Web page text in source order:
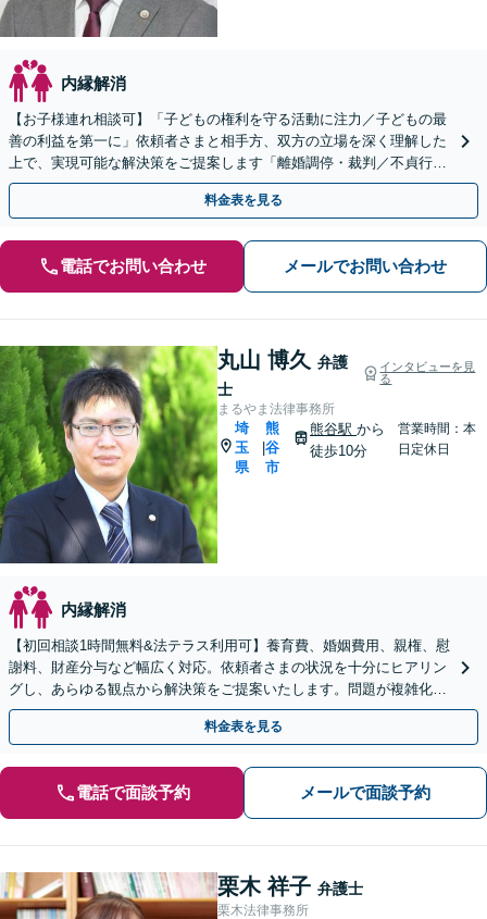
内縁解消
【お子様連れ相談可】「子どもの権利を守る活動に注力／子どもの最
善の利益を第一に」依頼者さまと相手方、双方の立場を深く理解した
上で、実現可能な解決策をご提案します「離婚調停・裁判／不貞行為
／婚約破棄／別居／親権／面会交流など」
料金表を見る
電話でお問い合わせ メールでお問い合わせ
丸山 博久 弁護
士
インタビューを見
る
まるやま法律事務所
埼
玉
県
熊
谷
市
熊谷駅 から
徒歩10分
営業時間：本
日定休日
内縁解消
【初回相談1時間無料&法テラス利用可】養育費、婚姻費用、親権、慰
謝料、財産分与など幅広く対応。依頼者さまの状況を十分にヒアリン
グし、あらゆる観点から解決策をご提案いたします。問題が複雑化す
る前にご相談ください【熊谷駅徒歩10分】
料金表を見る
電話で面談予約 メールで面談予約
栗木 祥子 弁護士
栗木法律事務所